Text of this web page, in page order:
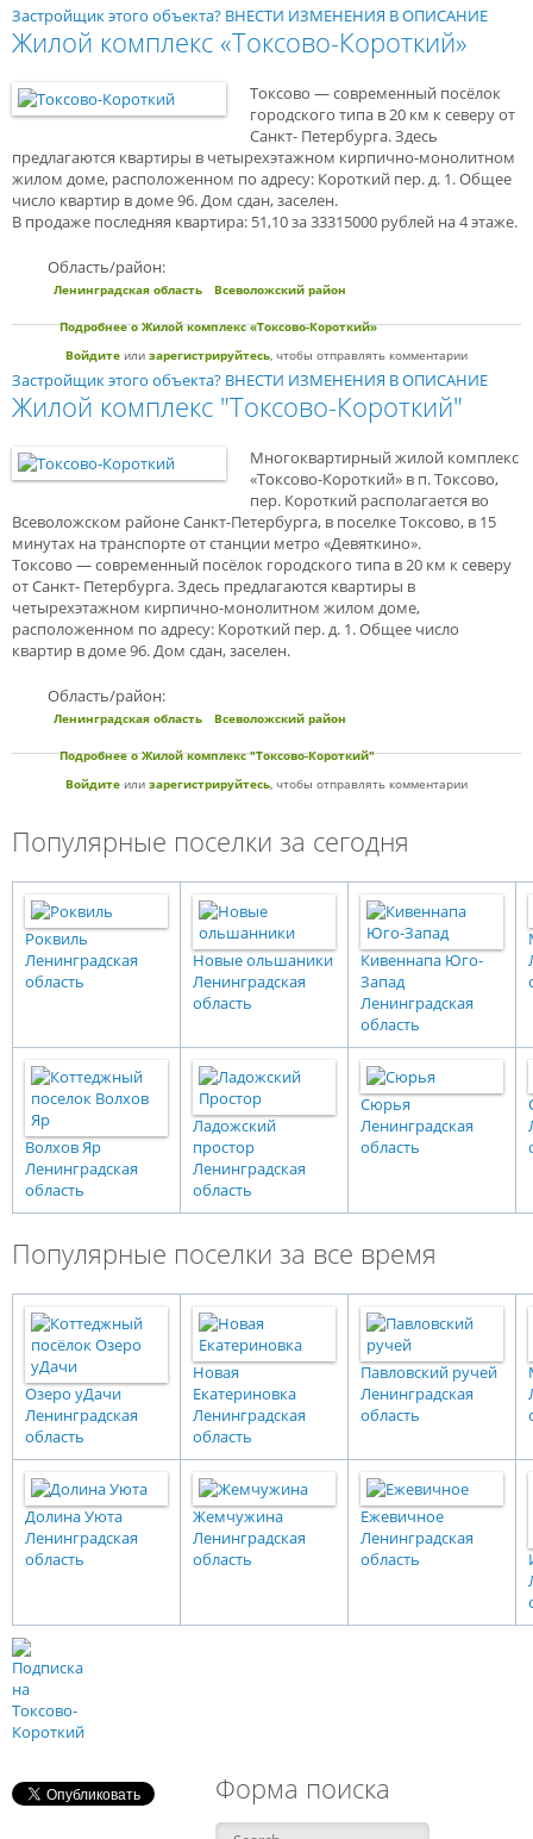
Застройщик этого объекта? ВНЕСТИ ИЗМЕНЕНИЯ В ОПИСАНИЕ
Жилой комплекс «Токсово-Короткий»
Токсово — современный посёлок
городского типа в 20 км к северу от
Санкт- Петербурга. Здесь
предлагаются квартиры в четырехэтажном кирпично-монолитном
жилом доме, расположенном по адресу: Короткий пер. д. 1. Общее
число квартир в доме 96. Дом сдан, заселен.
В продаже последняя квартира: 51,10 за 33315000 рублей на 4 этаже.
Область/район:
Ленинградская область Всеволожский район
Подробнеео Жилой комплекс «Токсово-Короткий»
Войдите или зарегистрируйтесь, чтобы отправлять комментарии
Застройщик этого объекта? ВНЕСТИ ИЗМЕНЕНИЯ В ОПИСАНИЕ
Жилой комплекс "Токсово-Короткий"
Многоквартирный жилой комплекс
«Токсово-Короткий» в п. Токсово,
пер. Короткий располагается во
Всеволожском районе Санкт-Петербурга, в поселке Токсово, в 15
минутах на транспорте от станции метро «Девяткино».
Токсово — современный посёлок городского типа в 20 км к северу
от Санкт- Петербурга. Здесь предлагаются квартиры в
четырехэтажном кирпично-монолитном жилом доме,
расположенном по адресу: Короткий пер. д. 1. Общее число
квартир в доме 96. Дом сдан, заселен.
Область/район:
Ленинградская область Всеволожский район
Подробнеео Жилой комплекс "Токсово-Короткий"
Войдите или зарегистрируйтесь, чтобы отправлять комментарии
Популярные поселки за сегодня
Роквиль
Ленинградская
область
Новые ольшаники
Ленинградская
область
Кивеннапа Юго-
Запад
Ленинградская
область
Волхов Яр
Ленинградская
область
Ладожский
простор
Ленинградская
область
Сюрья
Ленинградская
область
Популярные поселки за все время
Озеро уДачи
Ленинградская
область
Новая
Екатериновка
Ленинградская
область
Павловский ручей
Ленинградская
область
Долина Уюта
Ленинградская
область
Жемчужина
Ленинградская
область
Ежевичное
Ленинградская
область
Форма поиска